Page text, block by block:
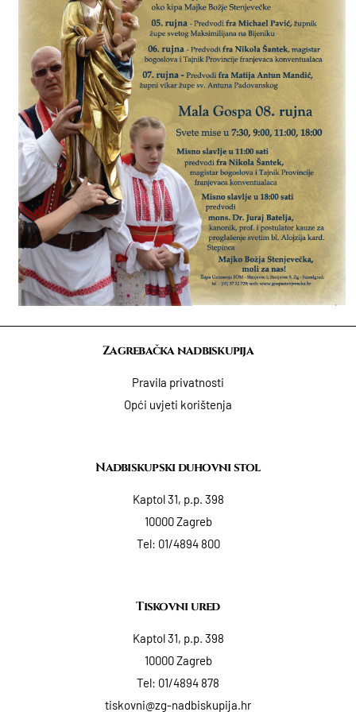
Zagrebačka nadbiskupija
Pravila privatnosti
Opći uvjeti korištenja
Nadbiskupski duhovni stol
Kaptol 31, p.p. 398
10000 Zagreb
Tel: 01/4894 800
Tiskovni ured
Kaptol 31, p.p. 398
10000 Zagreb
Tel: 01/4894 878
tiskovni@zg-nadbiskupija.hr